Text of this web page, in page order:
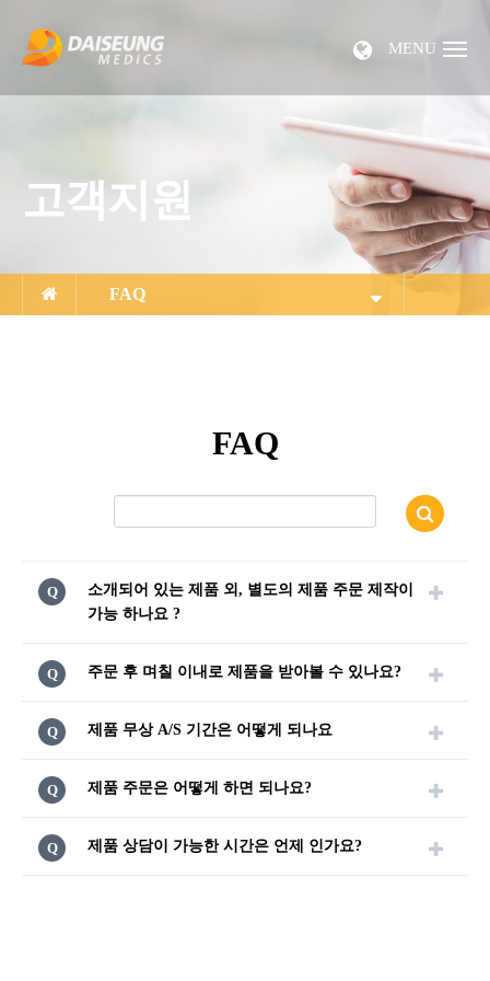
MENU
고객지원
FAQ
FAQ
Q 소개되어 있는 제품 외 , 별도의 제품 주문 제작이
가능 하나요 ?
Q 주문 후 며칠 이내로 제품을 받아볼 수 있나요?
Q 제품 무상 A/S 기간은 어떻게 되나요
Q 제품 주문은 어떻게 하면 되나요?
Q 제품 상담이 가능한 시간은 언제 인가요?